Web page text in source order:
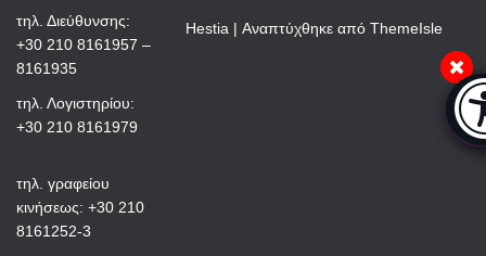
τηλ. Διεύθυνσης:
+30 210 8161957 –
8161935
τηλ. Λογιστηρίου:
+30 210 8161979
τηλ. γραφείου
κινήσεως: +30 210
8161252-3
Hestia | Αναπτύχθηκε από ThemeIsle